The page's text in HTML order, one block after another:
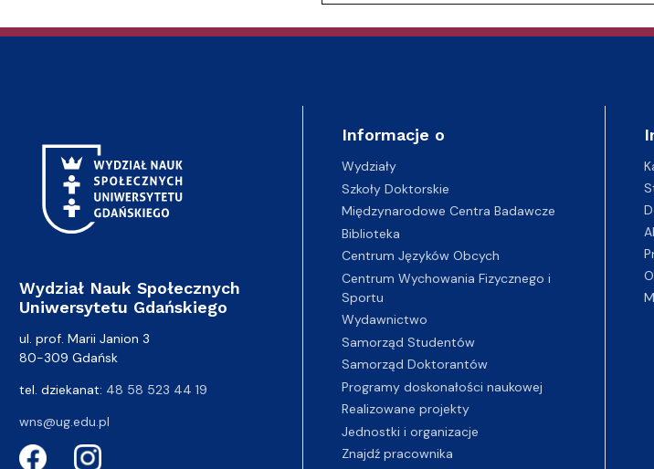
Wydział Nauk Społecznych
Uniwersytetu Gdańskiego
ul. prof. Marii Janion 3
80-309 Gdańsk
tel. dziekanat: 48 58 523 44 19
wns@ug.edu.pl
Informacje o
Wydziały
Szkoły Doktorskie
Międzynarodowe Centra Badawcze
Biblioteka
Centrum Języków Obcych
Centrum Wychowania Fizycznego i
Sportu
Wydawnictwo
Samorząd Studentów
Samorząd Doktorantów
Programy doskonałości naukowej
Realizowane projekty
Jednostki i organizacje
Znajdź pracownika